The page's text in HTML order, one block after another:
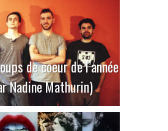
de coeur de l’année
Nadine Mathurin)